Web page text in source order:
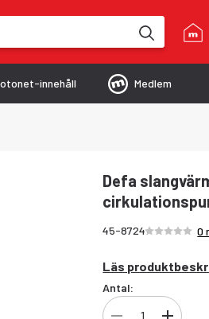
innehåll Medlem
Defa
45-8724Betyg /5 0
Läs
Antal: